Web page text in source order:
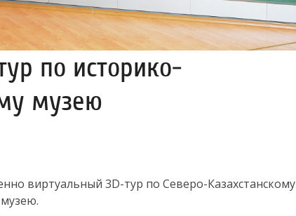
по историко-
музею
виртуальный 3D-тур по Северо-Казахстанскому